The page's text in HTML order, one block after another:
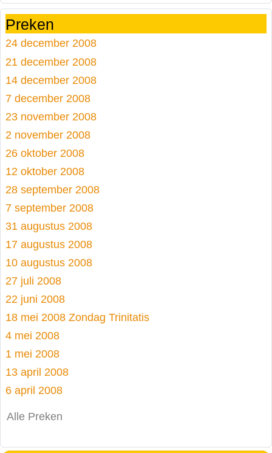
Preken
24 december 2008
21 december 2008
14 december 2008
7 december 2008
23 november 2008
2 november 2008
26 oktober 2008
12 oktober 2008
28 september 2008
7 september 2008
31 augustus 2008
17 augustus 2008
10 augustus 2008
27 juli 2008
22 juni 2008
18 mei 2008 Zondag Trinitatis
4 mei 2008
1 mei 2008
13 april 2008
6 april 2008
Alle Preken